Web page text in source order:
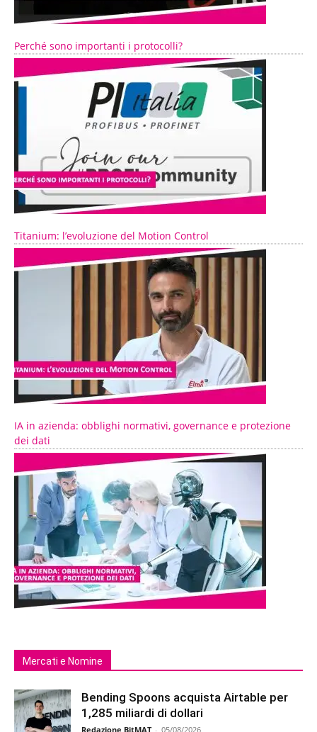
Perché sono importanti i protocolli?
Titanium: l’evoluzione del Motion Control
IA in azienda: obblighi normativi, governance e protezione
dei dati
Mercati e Nomine
Bending Spoons acquista Airtable per
1,285 miliardi di dollari
Redazione BitMAT - 05/08/2026